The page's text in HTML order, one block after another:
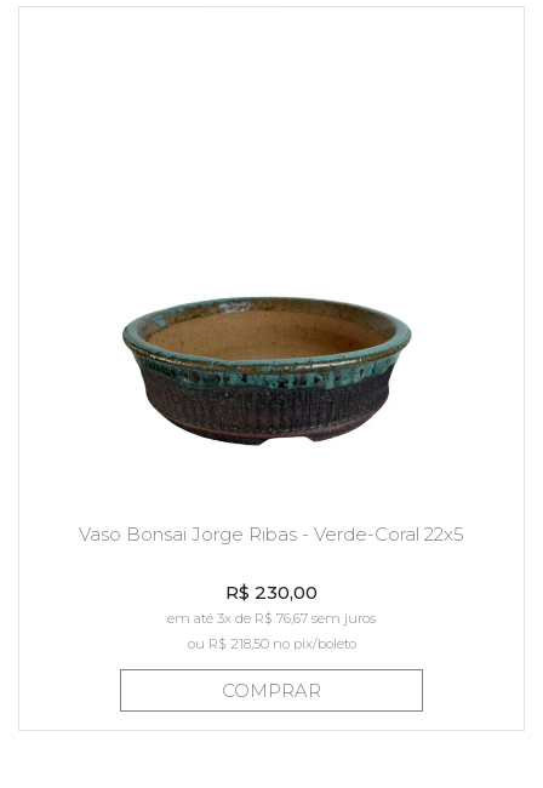
Vaso Bonsai Jorge Ribas - Verde-Coral 22x5
R$ 230,00
em até 3x de R$ 76,67 sem juros
ou R$ 218,50no pix/boleto
COMPRAR